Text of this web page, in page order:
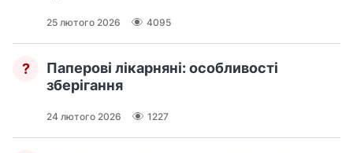
25 лютого 2026 4095
?
Паперові лікарняні: особливості
зберігання
24 лютого 2026 1227